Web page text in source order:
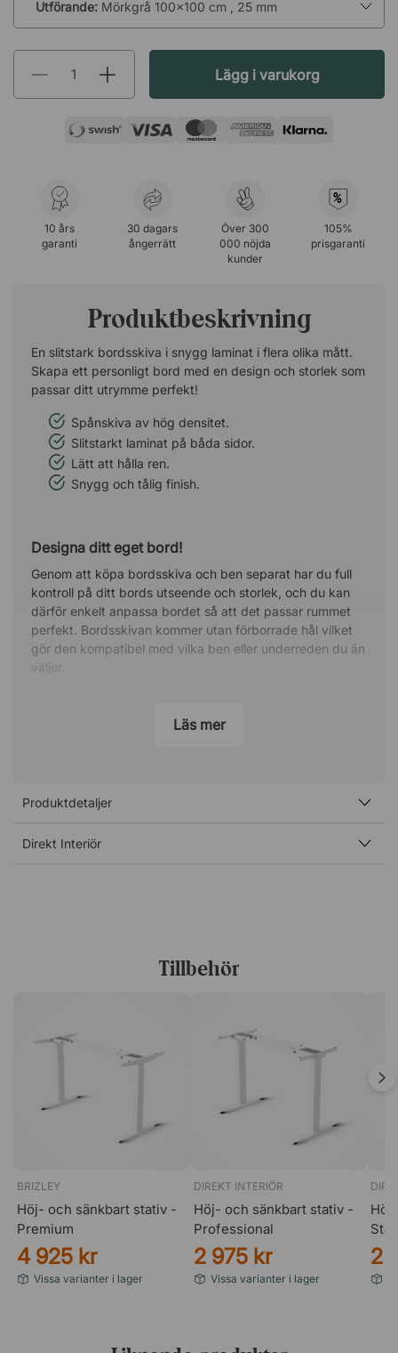
Utförande: Mörkgrå 100x100 cm , 25 mm
Lägg i varukorg
10 års
garanti
30 dagars
ångerrätt
Över 300
000 nöjda
kunder
%
105%
prisgaranti
Produktbeskrivning
En slitstark bordsskiva i snygg laminat i flera olika mått.
Skapa ett personligt bord med en design och storlek som
passar ditt utrymme perfekt!
Spånskiva av hög densitet.
Slitstarkt laminat på båda sidor.
Lätt att hålla ren.
Snygg och tålig finish.
Designa ditt eget bord!
Genom att köpa bordsskiva och ben separat har du full
kontroll på ditt bords utseende och storlek, och du kan
därför enkelt anpassa bordet så att det passar rummet
perfekt. Bordsskivan kommer utan förborrade hål vilket
gör den kompatibel med vilka ben eller underreden du än
väljer.
Bordsskivan är lätt och består av en spånskiva av hög
bort kafferingar, damm och smulor.
Specifikation
Läs mer
Produktdetaljer
Direkt Interiör
Tillbehör
BRIZLEY
Höj- och sänkbart stativ -
Premium
4 925 kr
Vissa varianter i lager
DIREKT INTERIÖR
Höj- och sänkbart stativ -
Professional
2 975 kr
Vissa varianter i lager
2